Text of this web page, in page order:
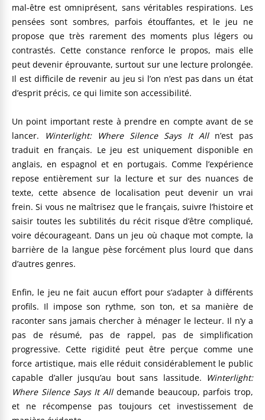
mal-être est omniprésent, sans véritables respirations. Les
pensées sont sombres, parfois étouffantes, et le jeu ne
propose que très rarement des moments plus légers ou
contrastés. Cette constance renforce le propos, mais elle
peut devenir éprouvante, surtout sur une lecture prolongée.
Il est difficile de revenir au jeu si l’on n’est pas dans un état
d’esprit précis, ce qui limite son accessibilité.
Un point important reste à prendre en compte avant de se
lancer.
Winterlight: Where Silence Says It Alln’est pas
traduit en français. Le jeu est uniquement disponible en
anglais, en espagnol et en portugais. Comme l’expérience
repose entièrement sur la lecture et sur des nuances de
texte, cette absence de localisation peut devenir un vrai
frein. Si vous ne maîtrisez que le français, suivre l’histoire et
saisir toutes les subtilités du récit risque d’être compliqué,
voire décourageant. Dans un jeu où chaque mot compte, la
barrière de la langue pèse forcément plus lourd que dans
d’autres genres.
Enfin, le jeu ne fait aucun effort pour s’adapter à différents
profils. Il impose son rythme, son ton, et sa manière de
raconter sans jamais chercher à ménager le lecteur. Il n’y a
pas de résumé, pas de rappel, pas de simplification
progressive. Cette rigidité peut être perçue comme une
force artistique, mais elle réduit considérablement le public
capable d’aller jusqu’au bout sans lassitude. Winterlight:
Where Silence Says It Alldemande beaucoup, parfois trop,
et ne récompense pas toujours cet investissement de